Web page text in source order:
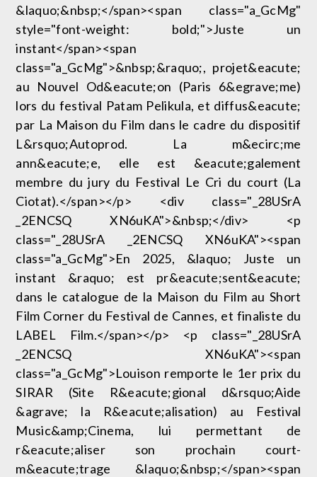
&laquo;&nbsp;</span><span class="a_GcMg"
style="font-weight: bold;">Juste un
instant</span><span
class="a_GcMg">&nbsp;&raquo;, projet&eacute;
au Nouvel Od&eacute;on (Paris 6&egrave;me)
lors du festival Patam Pelikula, et diffus&eacute;
par La Maison du Film dans le cadre du dispositif
L&rsquo;Autoprod. La m&ecirc;me
ann&eacute;e, elle est &eacute;galement
membre du jury du Festival Le Cri du court (La
Ciotat).</span></p> <div class="_28USrA
_2ENCSQ XN6uKA">&nbsp;</div> <p
class="_28USrA _2ENCSQ XN6uKA"><span
class="a_GcMg">En 2025, &laquo; Juste un
instant &raquo; est pr&eacute;sent&eacute;
dans le catalogue de la Maison du Film au Short
Film Corner du Festival de Cannes, et finaliste du
LABEL Film.</span></p> <p class="_28USrA
_2ENCSQ XN6uKA"><span
class="a_GcMg">Louison remporte le 1er prix du
SIRAR (Site R&eacute;gional d&rsquo;Aide
&agrave; la R&eacute;alisation) au Festival
Music&amp;Cinema, lui permettant de
r&eacute;aliser son prochain court-
m&eacute;trage &laquo;&nbsp;</span><span